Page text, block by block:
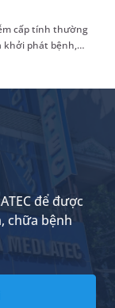
cấp tính thường
khởi phát bệnh,
chứng viêm tinh
trị sớm biến chứng
quai bị gây tổn
để được
chữa bệnh